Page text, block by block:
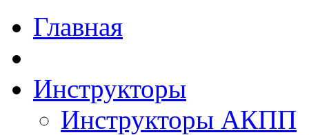
Главная
Инструкторы
Инструкторы АКПП